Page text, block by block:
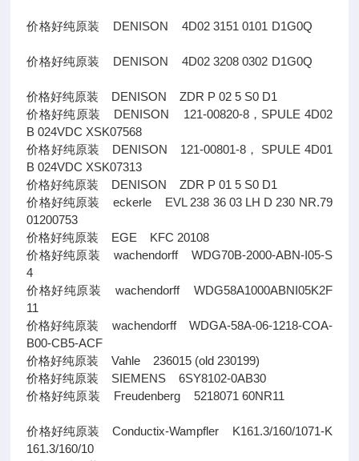
价格好纯原装 DENISON 4D02 3151 0101 D1G0Q
价格好纯原装 DENISON 4D02 3208 0302 D1G0Q
价格好纯原装 DENISON ZDR P 02 5 S0 D1
价格好纯原装 DENISON 121-00820-8，SPULE 4D02
B 024VDC XSK07568
价格好纯原装 DENISON 121-00801-8， SPULE 4D01
B 024VDC XSK07313
价格好纯原装 DENISON ZDR P 01 5 S0 D1
价格好纯原装 eckerle EVL 238 36 03 LH D 230 NR.79
01200753
价格好纯原装 EGE KFC 20108
价格好纯原装 wachendorff WDG70B-2000-ABN-I05-S
4
价格好纯原装 wachendorff WDG58A1000ABNI05K2F
11
价格好纯原装 wachendorff WDGA-58A-06-1218-COA-
B00-CB5-ACF
价格好纯原装 Vahle 236015 (old 230199)
价格好纯原装 SIEMENS 6SY8102-0AB30
价格好纯原装 Freudenberg 5218071 60NR11
价格好纯原装 Conductix-Wampfler K161.3/160/1071-K
161.3/160/10